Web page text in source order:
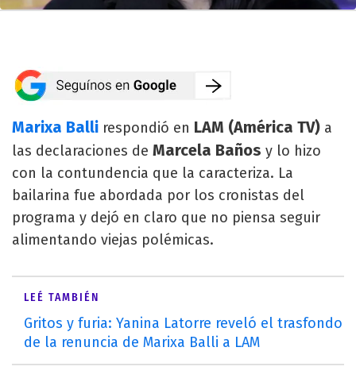
Marixa Balli respondió en LAM (América TV) a
las declaraciones de Marcela Baños y lo hizo
con la contundencia que la caracteriza. La
bailarina fue abordada por los cronistas del
programa y dejó en claro que no piensa seguir
alimentando viejas polémicas.
LEÉ TAMBIÉN
Gritos y furia: Yanina Latorre reveló el trasfondo
de la renuncia de Marixa Balli a LAM